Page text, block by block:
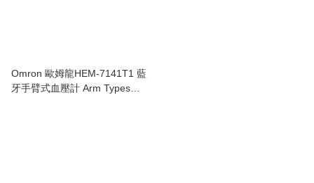
Omron 歐姆龍HEM-7141T1 藍
牙手臂式血壓計 Arm Types